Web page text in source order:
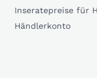
Inseratepreise für
Händlerkonto